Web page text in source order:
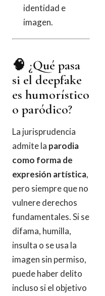
identidad e
imagen.
🧠 ¿Qué pasa
si el deepfake
es humorístico
o paródico?
La jurisprudencia
admite la parodia
como forma de
expresión artística,
pero siempre que no
vulnere derechos
fundamentales. Si se
difama, humilla,
insulta o se usa la
imagen sin permiso,
puede haber delito
incluso si el objetivo